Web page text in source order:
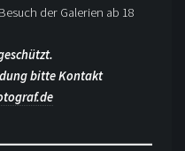
der Galerien ab 18
bitte Kontakt